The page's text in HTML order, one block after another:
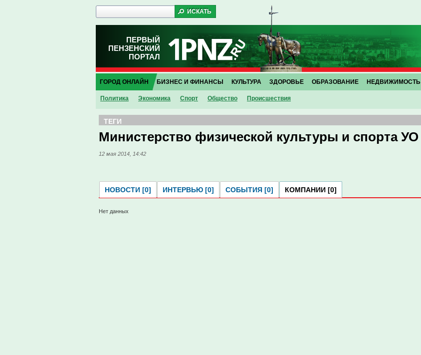
ПЕРВЫЙ
ПЕНЗЕНСКИЙ
ПОРТАЛ
ГОРОД ОНЛАЙН
Политика Экономика Спорт Общество Проиcшествия
БИЗНЕС И ФИНАНСЫ КУЛЬТУРА ЗДОРОВЬЕ ОБРАЗОВАНИЕ НЕДВИЖИМОСТЬ
ТЕГИ
Министерство физической культуры и спорта УО
12 мая 2014, 14:42
НОВОСТИ [0] ИНТЕРВЬЮ [0] СОБЫТИЯ [0] КОМПАНИИ [0]
Нет данных